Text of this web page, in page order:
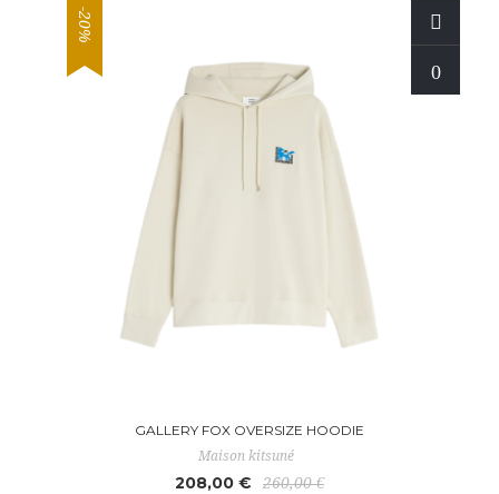
-20%
GALLERY FOX OVERSIZE HOODIE
Maison kitsuné
208,00 € 260,00 €